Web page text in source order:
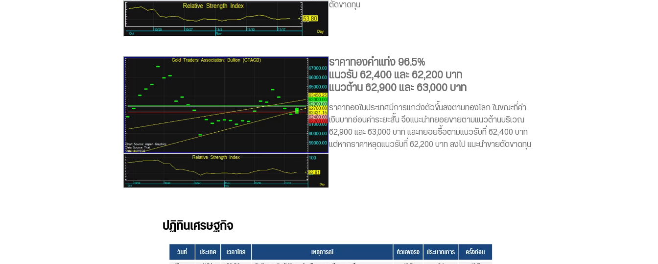
ตัดขาดทุน
ราคาทองคำแท่ง 96.5%
แนวรับ 62,400 และ 62,200 บาท
แนวต้าน 62,900 และ 63,000 บาท
ราคาทองในประเทศมีการแกว่งตัวขึ้นลงตามทองโลก ในขณะที่ค่า
เงินบาทอ่อนค่าระยะสั้น จึงแนะนำทยอยขายตามแนวต้านบริเวณ
62,900 และ 63,000 บาท และทยอยซื้อตามแนวรับที่ 62,400 บาท
แต่หากราคาหลุดแนวรับที่ 62,200 บาท ลงไป แนะนำขายตัดขาดทุน